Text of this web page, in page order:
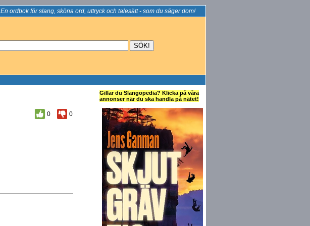
En ordbok för slang, sköna ord, uttryck och talesätt - som du säger dom!
0
0
Gillar du Slangopedia? Klicka på våra
annonser när du ska handla på nätet!